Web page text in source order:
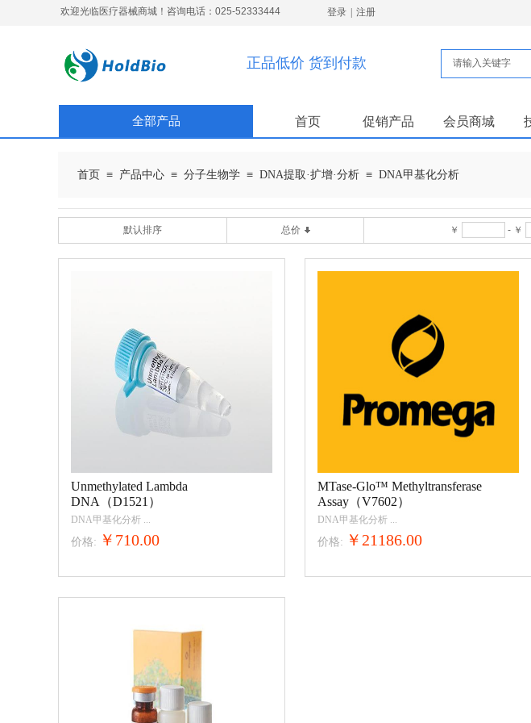
登录 注册
欢迎光临医疗器械商城！咨询电话：025-52333444
正品低价 货到付款
全部产品 首页 促销产品 会员商城
首页 ≡ 产品中心 ≡ 分子生物学 ≡ DNA提取·扩增·分析 ≡ DNA甲基化分析
默认排序 总价 ￥ - ￥
Unmethylated Lambda
DNA（D1521）
DNA甲基化分析 ...
价格: ￥710.00
MTase-Glo™ Methyltransferase
Assay（V7602）
DNA甲基化分析 ...
价格: ￥21186.00